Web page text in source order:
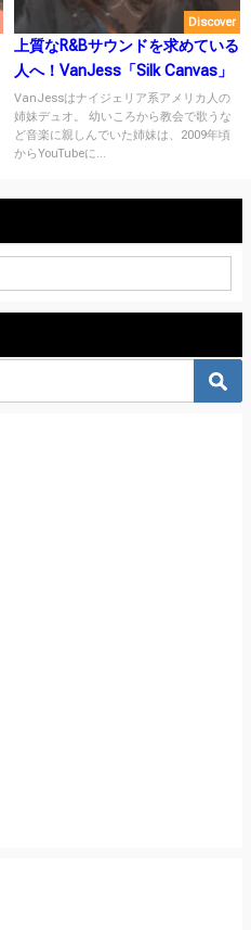
Discover
上質なR&Bサウンドを求めている
人へ！VanJess「Silk Canvas」
VanJessはナイジェリア系アメリカ人の
姉妹デュオ。 幼いころから教会で歌うな
ど音楽に親しんでいた姉妹は、2009年頃
からYouTubeに...